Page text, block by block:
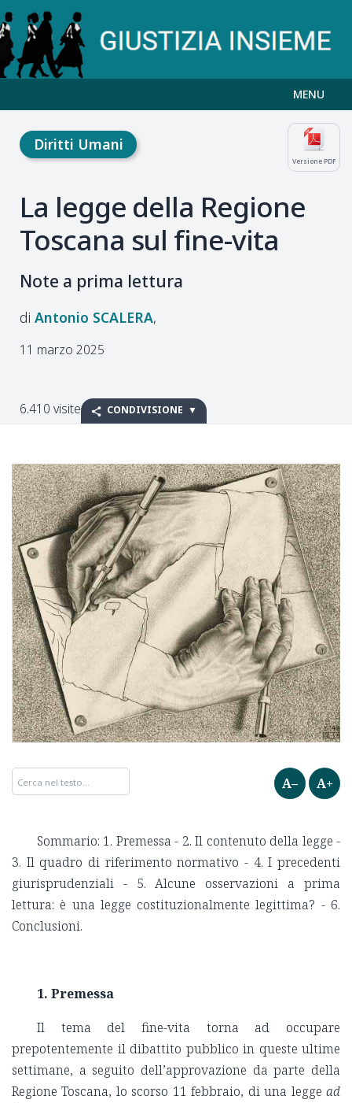
MENU
Versione PDF
Diritti Umani
La legge della Regione
Toscana sul fine-vita
Note a prima lettura
Antonio SCALERA
11 marzo 2025
6.410 visite CONDIVISIONE
A– A+
Sommario: 1. Premessa - 2. Il contenuto della legge -
3. Il quadro di riferimento normativo - 4. I precedenti
giurisprudenziali - 5. Alcune osservazioni a prima
lettura: è una legge costituzionalmente legittima? - 6.
Conclusioni.
1. Premessa
Il tema del fine-vita torna ad occupare
prepotentemente il dibattito pubblico in queste ultime
settimane, a seguito dell’approvazione da parte della
Regione Toscana, lo scorso 11 febbraio, di una legge ad